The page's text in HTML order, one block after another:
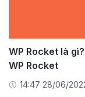
WP Rocket là
WP Rocket
14:47 28/06/